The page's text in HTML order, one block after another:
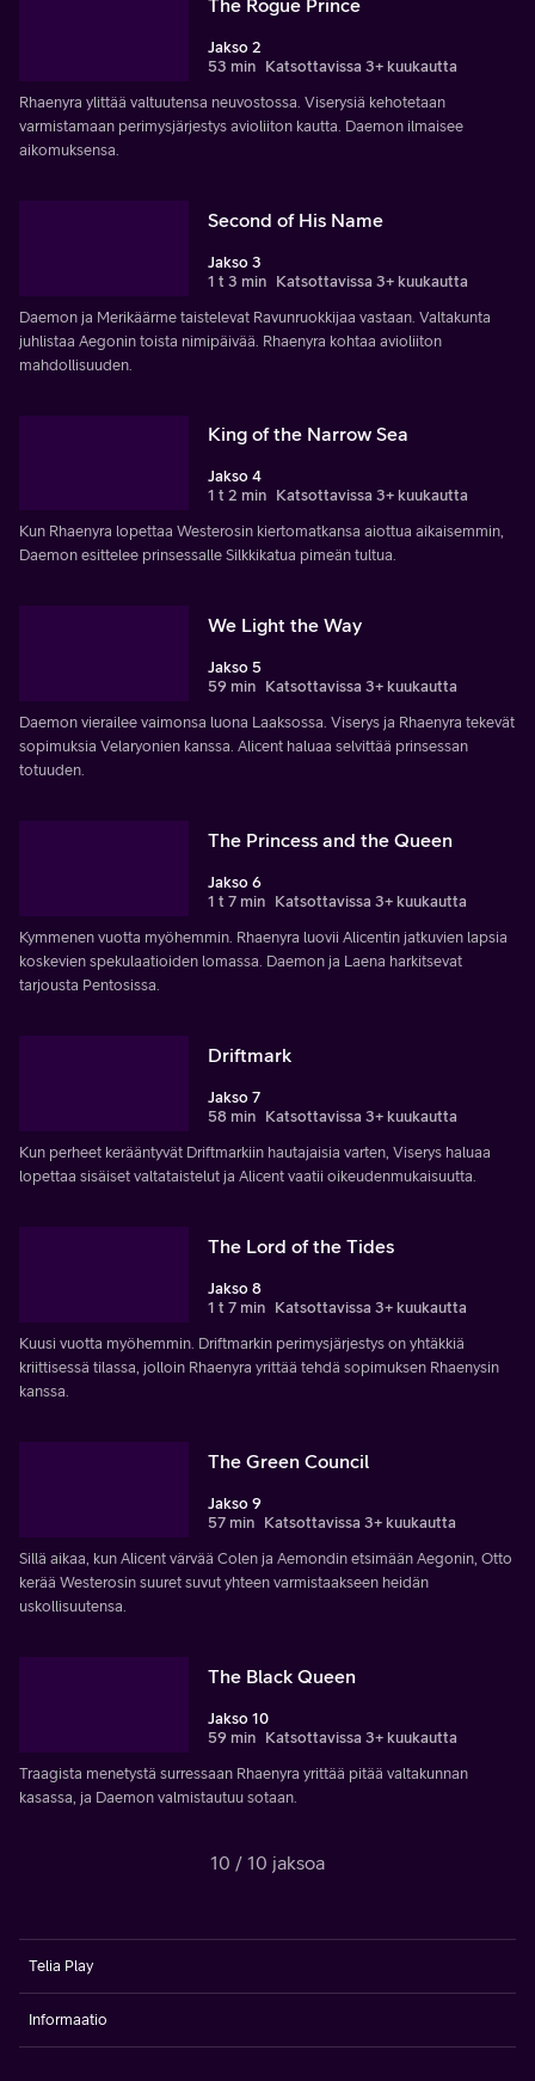
The Rogue Prince
Jakso 2
53 min Katsottavissa 3+ kuukautta
Rhaenyra ylittää valtuutensa neuvostossa. Viserysiä kehotetaan
varmistamaan perimysjärjestys avioliiton kautta. Daemon ilmaisee
aikomuksensa.
Second of His Name
Jakso 3
1 t 3 min Katsottavissa 3+ kuukautta
Daemon ja Merikäärme taistelevat Ravunruokkijaa vastaan. Valtakunta
juhlistaa Aegonin toista nimipäivää. Rhaenyra kohtaa avioliiton
mahdollisuuden.
King of the Narrow Sea
Jakso 4
1 t 2 min Katsottavissa 3+ kuukautta
Kun Rhaenyra lopettaa Westerosin kiertomatkansa aiottua aikaisemmin,
Daemon esittelee prinsessalle Silkkikatua pimeän tultua.
We Light the Way
Jakso 5
59 min Katsottavissa 3+ kuukautta
Daemon vierailee vaimonsa luona Laaksossa. Viserys ja Rhaenyra tekevät
sopimuksia Velaryonien kanssa. Alicent haluaa selvittää prinsessan
totuuden.
The Princess and the Queen
Jakso 6
1 t 7 min Katsottavissa 3+ kuukautta
Kymmenen vuotta myöhemmin. Rhaenyra luovii Alicentin jatkuvien lapsia
koskevien spekulaatioiden lomassa. Daemon ja Laena harkitsevat
tarjousta Pentosissa.
Driftmark
Jakso 7
58 min Katsottavissa 3+ kuukautta
Kun perheet kerääntyvät Driftmarkiin hautajaisia varten, Viserys haluaa
lopettaa sisäiset valtataistelut ja Alicent vaatii oikeudenmukaisuutta.
The Lord of the Tides
Jakso 8
1 t 7 min Katsottavissa 3+ kuukautta
Kuusi vuotta myöhemmin. Driftmarkin perimysjärjestys on yhtäkkiä
kriittisessä tilassa, jolloin Rhaenyra yrittää tehdä sopimuksen Rhaenysin
kanssa.
The Green Council
Jakso 9
57 min Katsottavissa 3+ kuukautta
Sillä aikaa, kun Alicent värvää Colen ja Aemondin etsimään Aegonin, Otto
kerää Westerosin suuret suvut yhteen varmistaakseen heidän
uskollisuutensa.
The Black Queen
Jakso 10
59 min Katsottavissa 3+ kuukautta
Traagista menetystä surressaan Rhaenyra yrittää pitää valtakunnan
kasassa, ja Daemon valmistautuu sotaan.
10 / 10 jaksoa
Telia Play
Informaatio